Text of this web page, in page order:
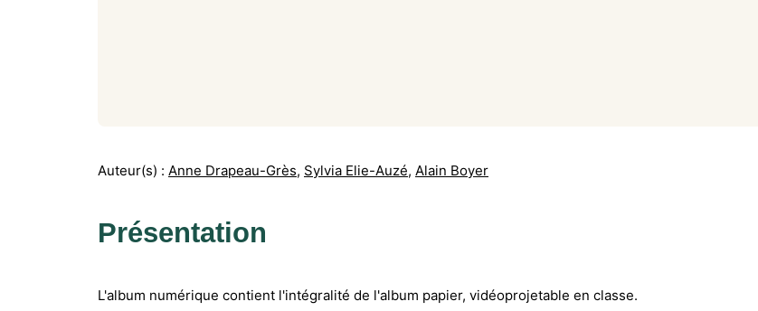
Auteur(s) : Anne Drapeau-Grès, Sylvia Elie-Auzé, Alain Boyer
Présentation
L'album numérique contient l'intégralité de l'album papier, vidéoprojetable en classe.